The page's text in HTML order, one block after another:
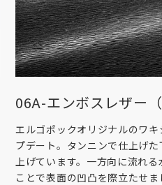
06A-エンボスレザー（
エルゴポックオリジナルのワ
プデート。タンニンで仕上げ
上げています。一方向に流れ
ことで表面の凹凸を際立たせま